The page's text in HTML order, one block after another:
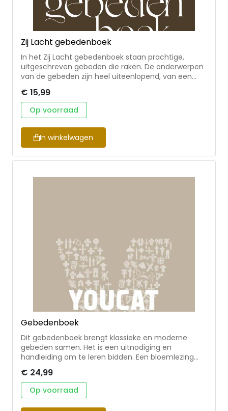
Zij Lacht gebedenboek
In het Zij Lacht gebedenboek staan prachtige,
uitgeschreven gebeden die raken. De onderwerpen
van de gebeden zijn heel uiteenlopend, van een
specifieke thema’s als onrust, overgave, verdriet,
perfectionisme en het leven van alledag. Het
gebedenboek is 12 x 15 cm, waardoor het ook
gedurende de dag regelmatig kunt pakken.
€ 15,99
Op voorraad
In winkelwagen
Gebedenboek
Dit gebedenboek brengt klassieke en moderne
gebeden samen. Het is een uitnodiging en
handleiding om te leren bidden. Een bloemlezing
pelgrimsgebeden, teksten van klassieke auteurs als
Thomas van Aquino of John Henry Newman, tot
grote hedendaagse auteurs als Dag Hammarskjöld
of broeder Roger van Taizé.
€ 24,99
Op voorraad